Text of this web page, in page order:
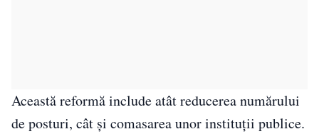
Această reformă include atât reducerea numărului
de posturi, cât și comasarea unor instituții publice.